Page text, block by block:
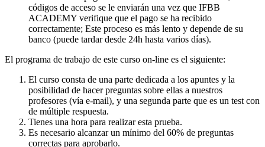
códigos de acceso se le enviarán una vez que IFBB
ACADEMY verifique que el pago se ha recibido
correctamente; Este proceso es más lento y depende de su
banco (puede tardar desde 24h hasta varios días).
El programa de trabajo de este curso on-line es el siguiente:
El curso consta de una parte dedicada a los apuntes y la
posibilidad de hacer preguntas sobre ellas a nuestros
profesores (vía e-mail), y una segunda parte que es un test con
de múltiple respuesta.
Tienes una hora para realizar esta prueba.
Es necesario alcanzar un mínimo del 60% de preguntas
correctas para aprobarlo.